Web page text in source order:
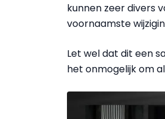
kunnen zeer divers
voornaamste
Let wel dat dit een
het onmogelijk om